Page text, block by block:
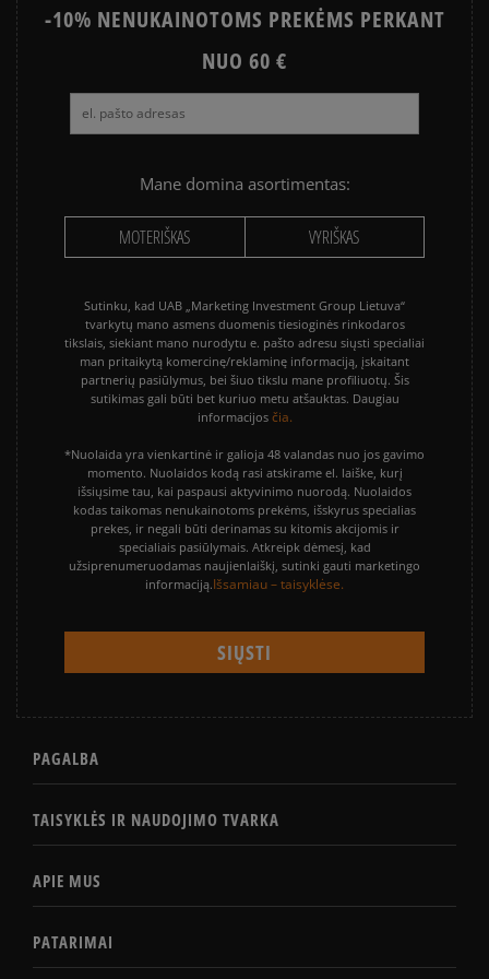
KAIP AVĖTI SPORTBAČIUS?
GELTONŲJŲ BATŲ FENOMENAS
KAIP IŠSIRINKTI INKARIUKUS
KEDAI – KAS TAI?
AR NIKE JANOSKI YRA PATOGŪS?
KEDAI VASARAI?
NIKE JANOSKI ISTORIJA
KODĖL ADIDAS GAZELLE
NIKE VS. ADIDAS
-10% NENUKAINOTOMS PREKĖMS PERKANT
NUO 60 €
Mane domina asortimentas:
MOTERIŠKAS VYRIŠKAS
Sutinku, kad UAB „Marketing Investment Group Lietuva“
tvarkytų mano asmens duomenis tiesioginės rinkodaros
tikslais, siekiant mano nurodytu e. pašto adresu siųsti specialiai
man pritaikytą komercinę/reklaminę informaciją, įskaitant
partnerių pasiūlymus, bei šiuo tikslu mane profiliuotų. Šis
sutikimas gali būti bet kuriuo metu atšauktas. Daugiau
informacijos čia.
*Nuolaida yra vienkartinė ir galioja 48 valandas nuo jos gavimo
momento. Nuolaidos kodą rasi atskirame el. laiške, kurį
išsiųsime tau, kai paspausi aktyvinimo nuorodą. Nuolaidos
kodas taikomas nenukainotoms prekėms, išskyrus specialias
prekes, ir negali būti derinamas su kitomis akcijomis ir
specialiais pasiūlymais. Atkreipk dėmesį, kad
užsiprenumeruodamas naujienlaiškį, sutinki gauti marketingo
informaciją.Išsamiau – taisyklėse.
PAGALBA
TAISYKLĖS IR NAUDOJIMO TVARKA
APIE MUS
PATARIMAI